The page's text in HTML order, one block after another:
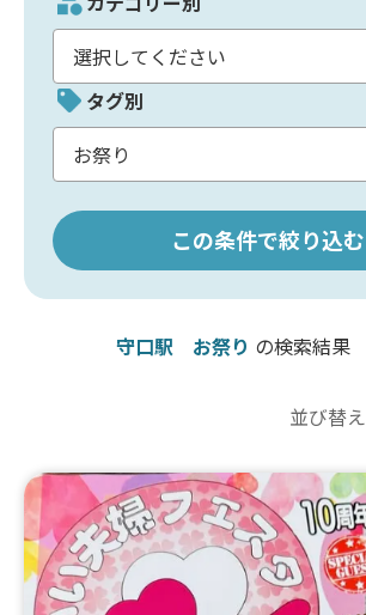
タグ別
この条件で絞り込む
守口駅 お祭り の検索結果
並び替え